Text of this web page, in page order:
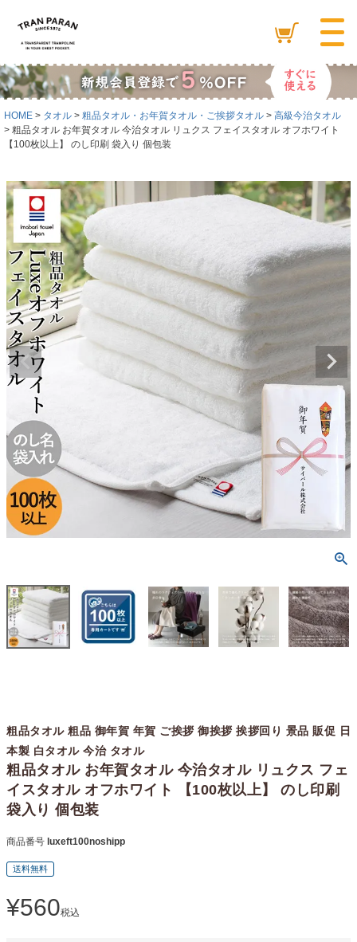
HOME タオル 粗品タオル・お年賀タオル・ご挨拶タオル
高級今治タオル
粗品タオル お年賀タオル 今治タオル リュクス フェイスタオル オフホワイト
【100枚以上】 のし印刷 袋入り 個包装
粗品タオル 粗品 御年賀 年賀 ご挨拶 御挨拶 挨拶回り 景品 販促 日
本製 白タオル 今治 タオル
粗品タオル お年賀タオル 今治タオル リュクス フェ
イスタオル オフホワイト 【100枚以上】 のし印刷
袋入り 個包装
商品番号 luxeft100noshipp
送料無料
¥560税込